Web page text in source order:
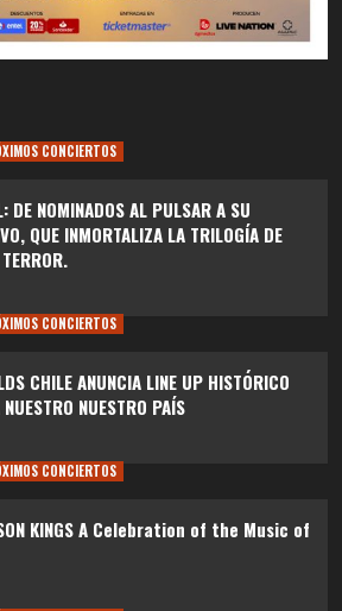
CONCIERTOS
DE NOMINADOS AL PULSAR A SU
QUE INMORTALIZA LA TRILOGÍA DE
CONCIERTOS
CHILE ANUNCIA LINE UP HISTÓRICO
NUESTRO PAÍS
CONCIERTOS
KINGS A Celebration of the Music of